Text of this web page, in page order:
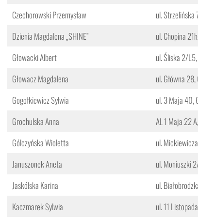
Czechorowski Przemysław
ul.
Dzienia Magdalena „SHINE”
ul. Chopina
Głowacki Albert
ul. Śliska 2/
Głowacz Magdalena
ul. Główna
Gogołkiewicz Sylwia
ul. 3 Maja 40,
Grochulska Anna
Al. 1 Maja 22
Gólczyńska Wioletta
ul.
Januszonek Aneta
ul. Moniuszki
Jaskólska Karina
ul.
Kaczmarek Sylwia
ul. 11